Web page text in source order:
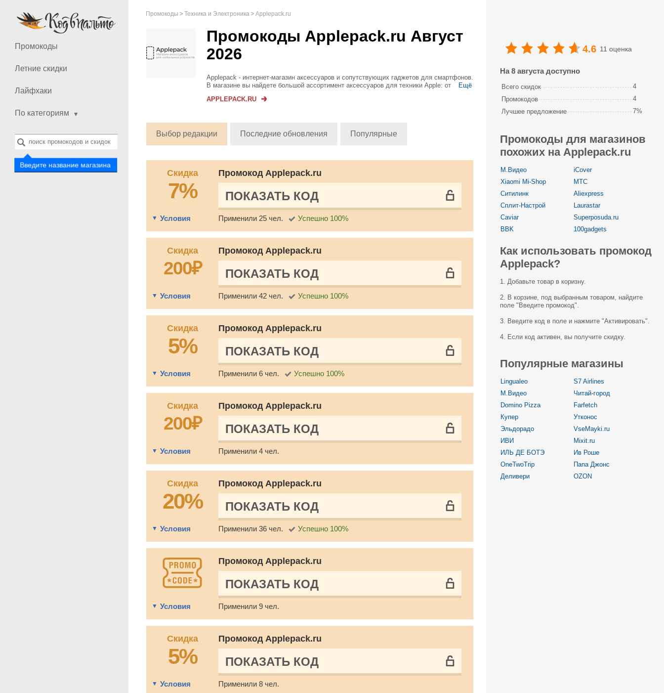
Промокоды
Летние скидки
Лайфхаки
По категориям
Введите название магазина
Промокоды Техника и Электроника Applepack.ru
Промокоды Applepack.ru Август
2026
Applepack - интернет-магазин аксессуаров и сопутствующих гаджетов для смартфонов.
В магазине вы найдете большой ассортимент аксессуаров для техники Apple: от
расширяющих возмо...
Ещё
APPLEPACK.RU
Выбор редакции Последние обновления Популярные
Скидка
7%
Промокод Applepack.ru
ПОКАЗАТЬ КОД
Условия Применили 25 чел. Успешно 100%
Скидка
200₽
Промокод Applepack.ru
ПОКАЗАТЬ КОД
Условия Применили 42 чел. Успешно 100%
Скидка
5%
Промокод Applepack.ru
ПОКАЗАТЬ КОД
Условия Применили 6 чел. Успешно 100%
Скидка
200₽
Промокод Applepack.ru
ПОКАЗАТЬ КОД
Условия Применили 4 чел.
Скидка
20%
Промокод Applepack.ru
ПОКАЗАТЬ КОД
Условия Применили 36 чел. Успешно 100%
Промокод Applepack.ru
ПОКАЗАТЬ КОД
Условия Применили 9 чел.
Скидка
5%
Промокод Applepack.ru
ПОКАЗАТЬ КОД
Условия Применили 8 чел.
4.6 11 оценка
На 8 августа доступно
Всего скидок
4
Промокодов
4
Лучшее предложение
7%
Промокоды для магазинов
похожих на Applepack.ru
М.Видео
iCover
Xiaomi Mi-Shop
МТС
Ситилинк
Aliexpress
Сплит-Настрой
Laurastar
Caviar
Superposuda.ru
BBK
100gadgets
Как использовать промокод
Applepack?
1. Добавьте товар в коризну.
2. В корзине, под выбранным товаром, найдите
поле "Введите промокод".
3. Введите код в поле и нажмите "Активировать".
4. Если код активен, вы получите скидку.
Популярные магазины
Lingualeo
S7 Airlines
М.Видео
Читай-город
Domino Pizza
Farfetch
Купер
Утконос
Эльдорадо
VseMayki.ru
ИВИ
Mixit.ru
ИЛЬ ДЕ БОТЭ
Ив Роше
OneTwoTrip
Папа Джонс
Деливери
OZON